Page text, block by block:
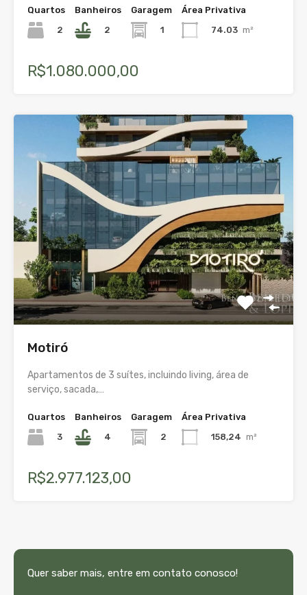
Quartos
2
Banheiros
2
Garagem
1
Área Privativa
74.03 m²
R$1.080.000,00
Motiró
Apartamentos de 3 suítes, incluindo living, área de
serviço, sacada,…
Quartos
3
Banheiros
4
Garagem
2
Área Privativa
158,24 m²
R$2.977.123,00
Quer saber mais, entre em contato conosco!